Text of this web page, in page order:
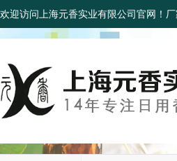
欢迎访问上海元香实业有限公司官网！